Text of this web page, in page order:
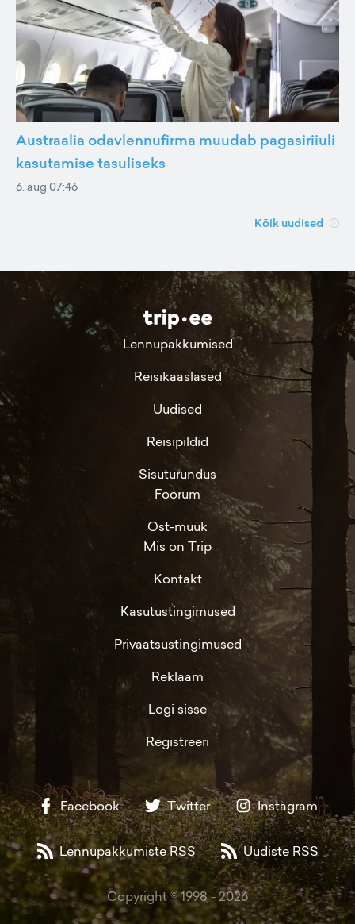
Austraalia odavlennufirma muudab pagasiriiuli
kasutamise tasuliseks
6. aug 07:46
Kõik uudised
Lennupakkumised
Reisikaaslased
Uudised
Reisipildid
Sisuturundus
Foorum
Ost-müük
Mis on Trip
Kontakt
Kasutustingimused
Privaatsustingimused
Reklaam
Logi sisse
Registreeri
Facebook Twitter Instagram
Lennupakkumiste RSS Uudiste RSS
Copyright © 1998 -2026